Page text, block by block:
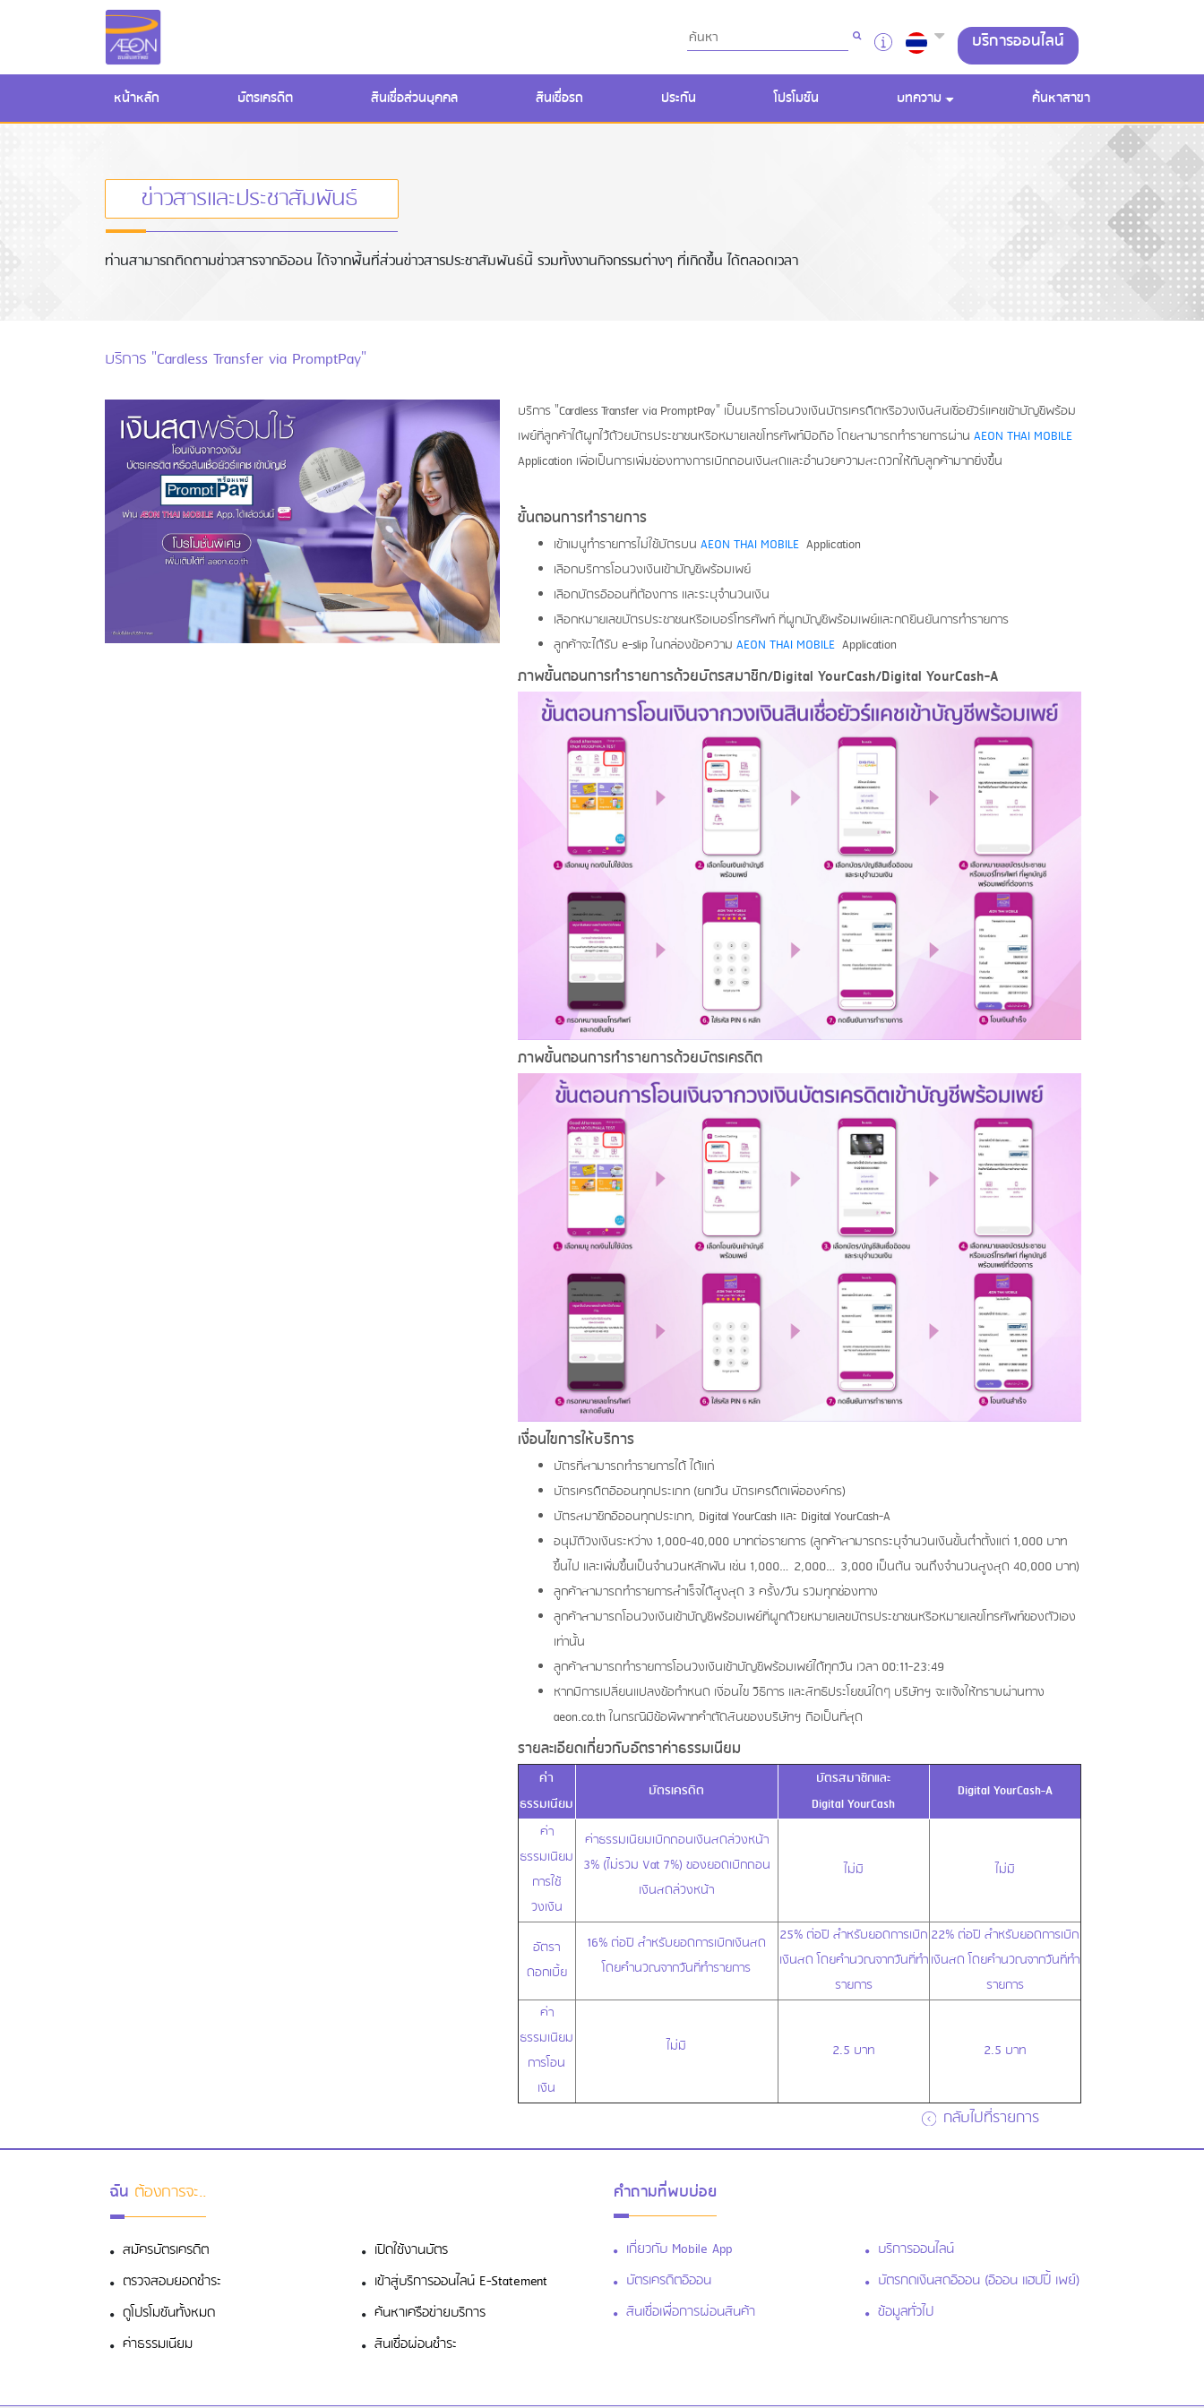
บริการออนไลน์
หน้าหลัก บัตรเครดิต สินเชื่อส่วนบุคคล สินเชื่อรถ ประกัน โปรโมชัน บทความ ค้นหาสาขา
ข่าวสารและประชาสัมพันธ์
ท่านสามารถติดตามข่าวสารจากอิออน ได้จากพื้นที่ส่วนข่าวสารประชาสัมพันธ์นี้ รวมทั้งงานกิจกรรมต่างๆ ที่เกิดขึ้น ได้ตลอดเวลา
บริการ "Cardless Transfer via PromptPay"
บริการ "Cardless Transfer via PromptPay" เป็นบริการโอนวงเงินบัตรเครดิตหรือวงเงินสินเชื่อยัวร์แคชเข้าบัญชีพร้อม
เพย์ที่ลูกค้าได้ผูกไว้ด้วยบัตรประชาชนหรือหมายเลขโทรศัพท์มือถือ โดยสามารถทำรายการผ่าน AEON THAI MOBILE
Application เพื่อเป็นการเพิ่มช่องทางการเบิกถอนเงินสดและอำนวยความสะดวกให้กับลูกค้ามากยิ่งขึ้น
ขั้นตอนการทำรายการ
เข้าเมนูทำรายการไม่ใช้บัตรบน AEON THAI MOBILEApplication
เลือกบริการโอนวงเงินเข้าบัญชีพร้อมเพย์
เลือกบัตรอิออนที่ต้องการ และระบุจำนวนเงิน
เลือกหมายเลขบัตรประชาชนหรือเบอร์โทรศัพท์ ที่ผูกบัญชีพร้อมเพย์และกดยืนยันการทำรายการ
ลูกค้าจะได้รับ e-slip ในกล่องข้อความ AEON THAI MOBILEApplication
ภาพขั้นตอนการทำรายการด้วยบัตรสมาชิก/Digital YourCash/Digital YourCash-A
ภาพขั้นตอนการทำรายการด้วยบัตรเครดิต
เงื่อนไขการให้บริการ
บัตรที่สามารถทำรายการได้ ได้แก่
บัตรเครดิตอิออนทุกประเภท (ยกเว้น บัตรเครดิตเพื่อองค์กร)
บัตรสมาชิกอิออนทุกประเภท, Digital YourCash และ Digital YourCash-A
อนุมัติวงเงินระหว่าง 1,000-40,000 บาทต่อรายการ (ลูกค้าสามารถระบุจำนวนเงินขั้นต่ำตั้งแต่ 1,000 บาท
ขึ้นไป และเพิ่มขึ้นเป็นจำนวนหลักพัน เช่น 1,000…2,000…3,000 เป็นต้น จนถึงจำนวนสูงสุด 40,000 บาท)
ลูกค้าสามารถทำรายการสำเร็จได้สูงสุด 3 ครั้ง/วัน รวมทุกช่องทาง
ลูกค้าสามารถโอนวงเงินเข้าบัญชีพร้อมเพย์ที่ผูกด้วยหมายเลขบัตรประชาชนหรือหมายเลขโทรศัพท์ของตัวเอง
เท่านั้น
ลูกค้าสามารถทำรายการโอนวงเงินเข้าบัญชีพร้อมเพย์ได้ทุกวัน เวลา 00:11-23:49
หากมีการเปลี่ยนแปลงข้อกำหนด เงื่อนไข วิธีการ และสิทธิประโยชน์ใดๆ บริษัทฯ จะแจ้งให้ทราบผ่านทาง
aeon.co.th ในกรณีมีข้อพิพาทคำตัดสินของบริษัทฯ ถือเป็นที่สุด
รายละเอียดเกี่ยวกับอัตราค่าธรรมเนียม
ค่า
ธรรมเนียม
บัตรเครดิต
บัตรสมาชิกและ
Digital YourCash
Digital YourCash-A
ค่า
ธรรมเนียม
การใช้
วงเงิน
ค่าธรรมเนียมเบิกถอนเงินสดล่วงหน้า
3% (ไม่รวม Vat 7%) ของยอดเบิกถอน
เงินสดล่วงหน้า
ไม่มี ไม่มี
อัตรา
ดอกเบี้ย
16% ต่อปี สำหรับยอดการเบิกเงินสด
โดยคำนวณจากวันที่ทำรายการ
25% ต่อปี สำหรับยอดการเบิก
เงินสด โดยคำนวณจากวันที่ทำ
รายการ
22% ต่อปี สำหรับยอดการเบิก
เงินสด โดยคำนวณจากวันที่ทำ
รายการ
ค่า
ธรรมเนียม
การโอน
เงิน
ไม่มี 2.5 บาท 2.5 บาท
กลับไปที่รายการ
ฉัน ต้องการจะ..
สมัครบัตรเครดิต
เปิดใช้งานบัตร
ตรวจสอบยอดชำระ
เข้าสู่บริการออนไลน์ E-Statement
ดูโปรโมชันทั้งหมด
ค้นหาเครือข่ายบริการ
ค่าธรรมเนียม
สินเชื่อผ่อนชำระ
คำถามที่พบบ่อย
เกี่ยวกับ Mobile App
บริการออนไลน์
บัตรเครดิตอิออน
บัตรกดเงินสดอิออน (อิออน แฮปปี้ เพย์)
สินเชื่อเพื่อการผ่อนสินค้า
ข้อมูลทั่วไป